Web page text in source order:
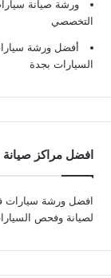
ورشة صيانة
التخصصي
أفضل ورشة
السيارات بجدة
افضل مراكز صيانة
افضل ورشة سيارات
لصيانة وفحص